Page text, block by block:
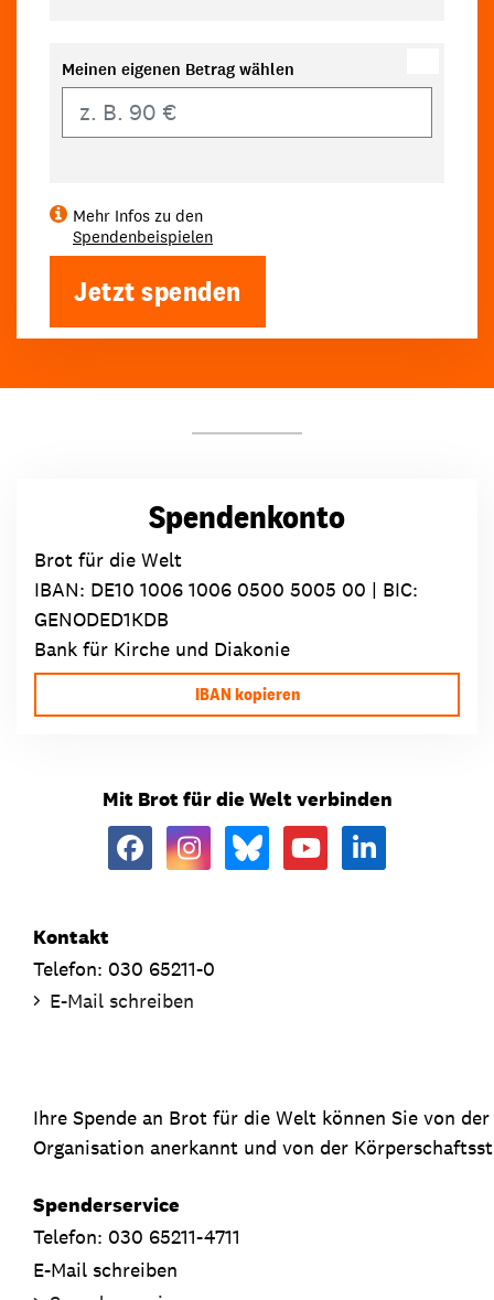
Meinen eigenen Betrag wählen
Mehr Infos zu den
Spendenbeispielen
Jetzt spenden
Spendenkonto
Brot für die Welt
IBAN: DE10 1006 1006 0500 5005 00 | BIC:
GENODED1KDB
Bank für Kirche und Diakonie
IBAN kopieren
Mit Brot für die Welt verbinden
Kontakt
Telefon: 030 65211-0
E-Mail schreiben
Ihre Spende an Brot für die Welt können Sie von
Organisation anerkannt und von der
Spenderservice
Telefon: 030 65211-4711
E-Mail schreiben